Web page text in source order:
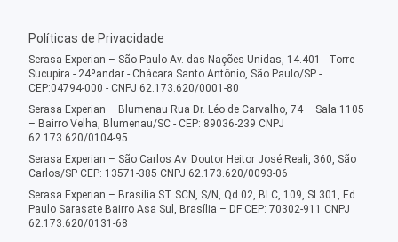
Políticas de Privacidade
Serasa Experian – São Paulo Av. das Nações Unidas, 14.401 - Torre
Sucupira - 24ºandar - Chácara Santo Antônio, São Paulo/SP -
CEP:04794-000 - CNPJ 62.173.620/0001-80
Serasa Experian – Blumenau Rua Dr. Léo de Carvalho, 74 – Sala 1105
– Bairro Velha, Blumenau/SC - CEP: 89036-239 CNPJ
62.173.620/0104-95
Serasa Experian – São Carlos Av. Doutor Heitor José Reali, 360, São
Carlos/SP CEP: 13571-385 CNPJ 62.173.620/0093-06
Serasa Experian – Brasília ST SCN, S/N, Qd 02, Bl C, 109, Sl 301, Ed.
Paulo Sarasate Bairro Asa Sul, Brasília – DF CEP: 70302-911 CNPJ
62.173.620/0131-68